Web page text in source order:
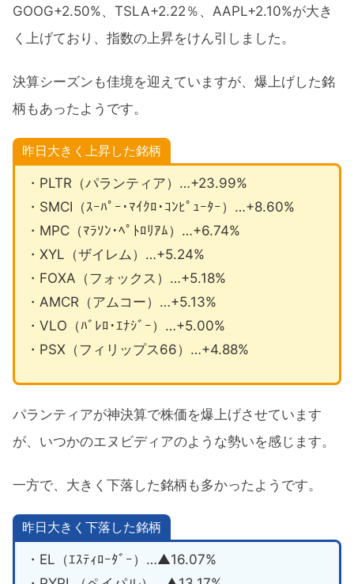
GOOG+2.50%、TSLA+2.22％、AAPL+2.10%が大き
く上げており、指数の上昇をけん引しました。
決算シーズンも佳境を迎えていますが、爆上げした銘
柄もあったようです。
昨日大きく上昇した銘柄
・PLTR（パランティア）…+23.99%
・SMCI（ｽｰﾊﾟｰ･ﾏｲｸﾛ･ｺﾝﾋﾟｭｰﾀｰ）…+8.60%
・MPC（ﾏﾗｿﾝ･ﾍﾟﾄﾛﾘｱﾑ）…+6.74%
・XYL（ザイレム）…+5.24%
・FOXA（フォックス）…+5.18%
・AMCR（アムコー）…+5.13%
・VLO（ﾊﾞﾚﾛ･ｴﾅｼﾞｰ）…+5.00%
・PSX（フィリップス66）…+4.88%
パランティアが神決算で株価を爆上げさせています
が、いつかのエヌビディアのような勢いを感じます。
一方で、大きく下落した銘柄も多かったようです。
昨日大きく下落した銘柄
・EL（ｴｽﾃｨﾛｰﾀﾞｰ）…▲16.07%